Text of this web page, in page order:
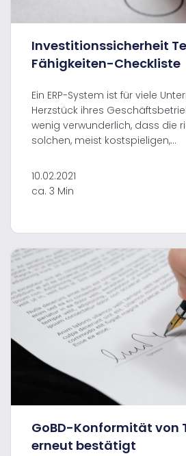
Investitionssicherheit
Fähigkeiten-Checkliste
Ein ERP-System ist für viele
Herzstück ihres
wenig verwunderlich, dass die
solchen, meist kostspieligen,...
10.02.2021
ca. 3 Min
GoBD-Konformität von
erneut bestätigt